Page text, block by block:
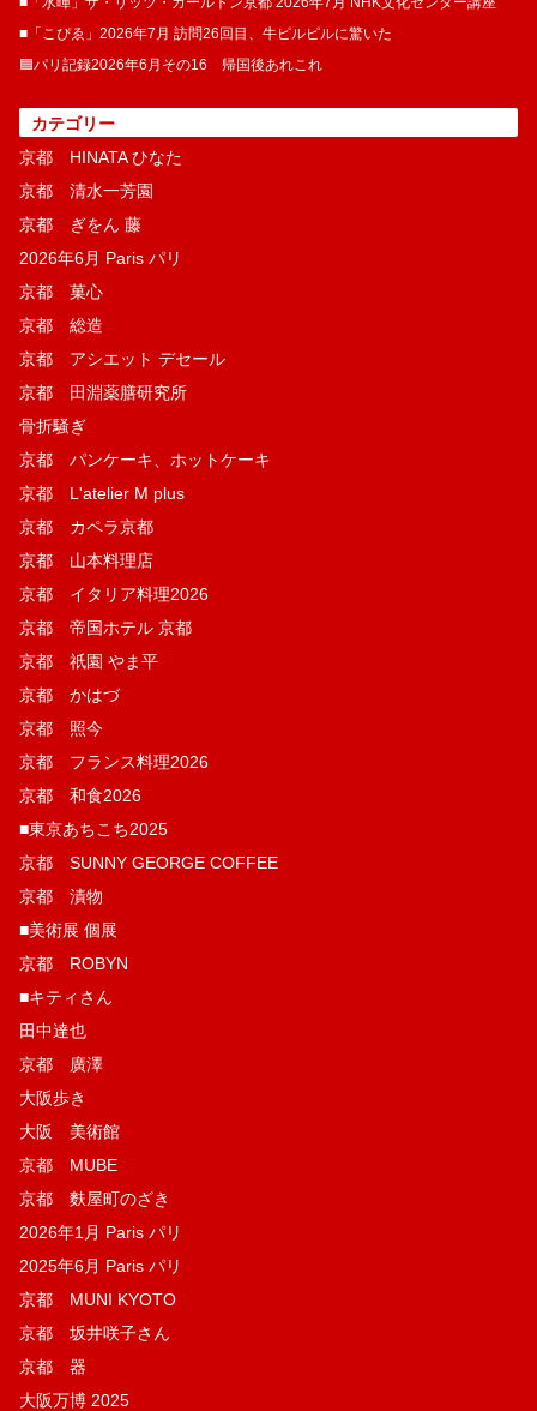
■「こぴゑ」2026年7月 訪問26回目、牛ピルピルに驚いた
🟦パリ記録2026年6月その16 帰国後あれこれ
カテゴリー
京都 HINATA ひなた
京都 清水一芳園
京都 ぎをん 藤
2026年6月 Paris パリ
京都 菓​心
京都 総造
京都 アシエット デセール
京都 田淵薬膳研究所
骨折騒ぎ
京都 パンケーキ、ホットケーキ
京都 L'atelier M plus
京都 カペラ京都
京都 山本料理店
京都 イタリア料理2026
京都 帝国ホテル 京都
京都 祇園 やま平
京都 かはづ
京都 照今
京都 フランス料理2026
京都 和食2026
■東京あちこち2025
京都 SUNNY GEORGE COFFEE
京都 漬物
■美術展 個展
京都 ROBYN
■キティさん
田中達也
京都 廣澤
大阪歩き
大阪 美術館
京都 MUBE
京都 麩屋町のざき
2026年1月 Paris パリ
2025年6月 Paris パリ
京都 MUNI KYOTO
京都 坂井咲子さん
京都 器
大阪万博 2025